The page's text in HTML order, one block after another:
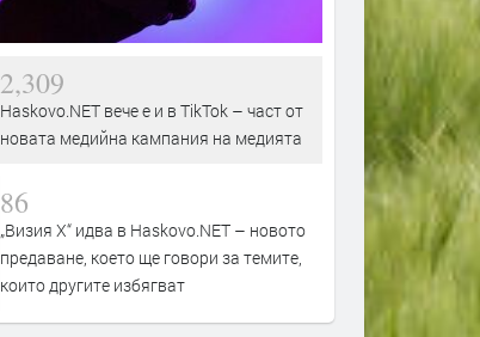
2,309
Haskovo.NET вече е и в TikTok – част от
новата медийна кампания на медията
86
„Визия Х“ идва в Haskovo.NET – новото
предаване, което ще говори за темите,
които другите избягват